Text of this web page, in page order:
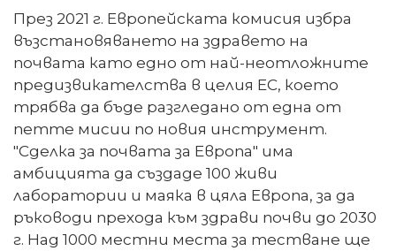
През 2021 г. Европейската комисия избра
възстановяването на здравето на
почвата като едно от най-неотложните
предизвикателства в целия ЕС, което
трябва да бъде разгледано от една от
петте мисии по новия инструмент.
"Сделка за почвата за Европа" има
амбицията да създаде 100 живи
лаборатории и маяка в цяла Европа, за да
ръководи прехода към здрави почви до 2030
г. Над 1000 местни места за тестване ще